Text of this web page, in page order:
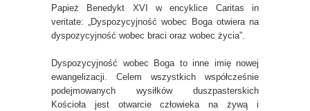
Papież Benedykt XVI w encyklice Caritas in
veritate: „Dyspozycyjność wobec Boga otwiera na
dyspozycyjność wobec braci oraz wobec życia”.
Dyspozycyjność wobec Boga to inne imię nowej
ewangelizacji. Celem wszystkich współcześnie
podejmowanych wysiłków duszpasterskich
Kościoła jest otwarcie człowieka na żywą i